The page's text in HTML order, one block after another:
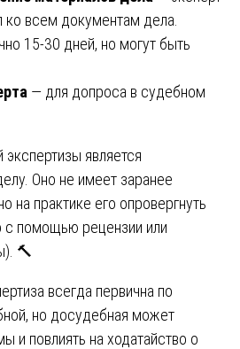
ко всем документам дела.
15-30 дней, но могут быть
— для допроса в судебном
является
Оно не имеет заранее
на практике его опровергнуть
с помощью рецензии или
🔨
всегда первична по
но досудебная может
и повлиять на ходатайство о